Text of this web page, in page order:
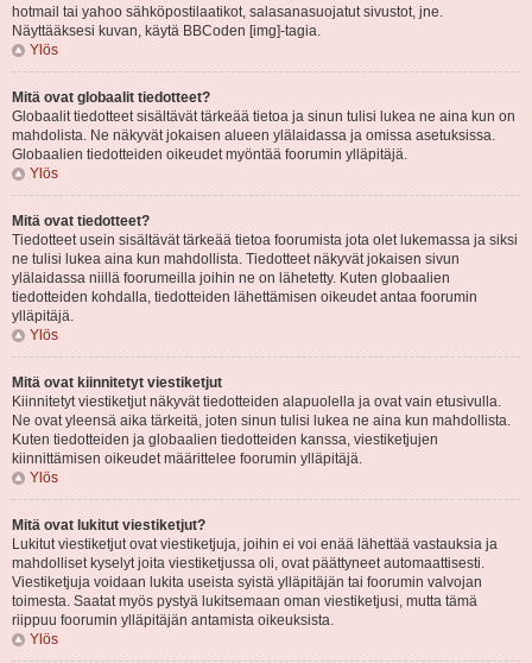
hotmail tai yahoo sähköpostilaatikot, salasanasuojatut sivustot, jne.
Näyttääksesi kuvan, käytä BBCoden [img]-tagia.
Ylös
Mitä ovat globaalit tiedotteet?
Globaalit tiedotteet sisältävät tärkeää tietoa ja sinun tulisi lukea ne aina kun on
mahdolista. Ne näkyvät jokaisen alueen ylälaidassa ja omissa asetuksissa.
Globaalien tiedotteiden oikeudet myöntää foorumin ylläpitäjä.
Ylös
Mitä ovat tiedotteet?
Tiedotteet usein sisältävät tärkeää tietoa foorumista jota olet lukemassa ja siksi
ne tulisi lukea aina kun mahdollista. Tiedotteet näkyvät jokaisen sivun
ylälaidassa niillä foorumeilla joihin ne on lähetetty. Kuten globaalien
tiedotteiden kohdalla, tiedotteiden lähettämisen oikeudet antaa foorumin
ylläpitäjä.
Ylös
Mitä ovat kiinnitetyt viestiketjut
Kiinnitetyt viestiketjut näkyvät tiedotteiden alapuolella ja ovat vain etusivulla.
Ne ovat yleensä aika tärkeitä, joten sinun tulisi lukea ne aina kun mahdollista.
Kuten tiedotteiden ja globaalien tiedotteiden kanssa, viestiketjujen
kiinnittämisen oikeudet määrittelee foorumin ylläpitäjä.
Ylös
Mitä ovat lukitut viestiketjut?
Lukitut viestiketjut ovat viestiketjuja, joihin ei voi enää lähettää vastauksia ja
mahdolliset kyselyt joita viestiketjussa oli, ovat päättyneet automaattisesti.
Viestiketjuja voidaan lukita useista syistä ylläpitäjän tai foorumin valvojan
toimesta. Saatat myös pystyä lukitsemaan oman viestiketjusi, mutta tämä
riippuu foorumin ylläpitäjän antamista oikeuksista.
Ylös